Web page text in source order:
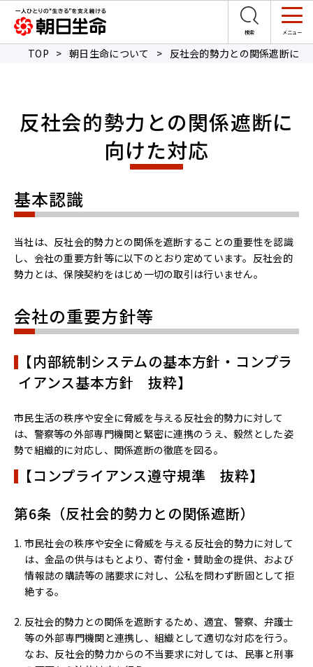
TOP > 朝日生命について > 反社会的勢力との関係遮断に向
反社会的勢力との関係遮断に
向けた対応
基本認識
当社は、反社会的勢力との関係を遮断することの重要性を認識
し、会社の重要方針等に以下のとおり定めています。反社会的
勢力とは、保険契約をはじめ一切の取引は行いません。
会社の重要方針等
【内部統制システムの基本方針・コンプラ
イアンス基本方針 抜粋】
市民生活の秩序や安全に脅威を与える反社会的勢力に対して
は、警察等の外部専門機関と緊密に連携のうえ、毅然とした姿
勢で組織的に対応し、関係遮断の徹底を図る。
【コンプライアンス遵守規準 抜粋】
第6条（反社会的勢力との関係遮断）
市民社会の秩序や安全に脅威を与える反社会的勢力に対して
は、金品の供与はもとより、寄付金・賛助金の提供、および
情報誌の購読等の諸要求に対し、公私を問わず断固として拒
絶する。
反社会的勢力との関係を遮断するため、適宜、警察、弁護士
等の外部専門機関と連携し、組織として適切な対応を行う。
なお、反社会的勢力からの不当要求に対しては、民事と刑事